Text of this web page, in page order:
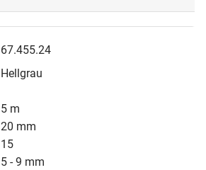
67.455.24
Hellgrau
5 m
20 mm
15
5 - 9 mm